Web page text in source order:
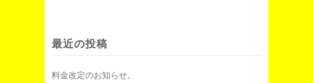
最近の投稿
料金改定のお知らせ。